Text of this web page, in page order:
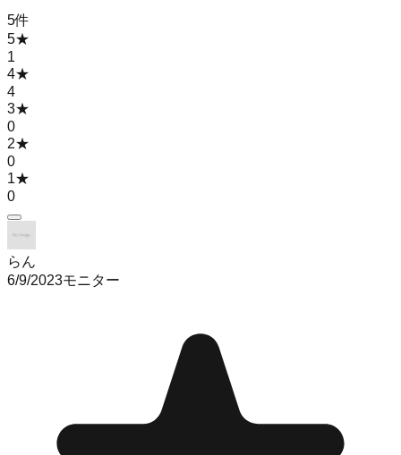
5件
5★
1
4★
4
3★
0
2★
0
1★
0
らん
6/9/2023モニター